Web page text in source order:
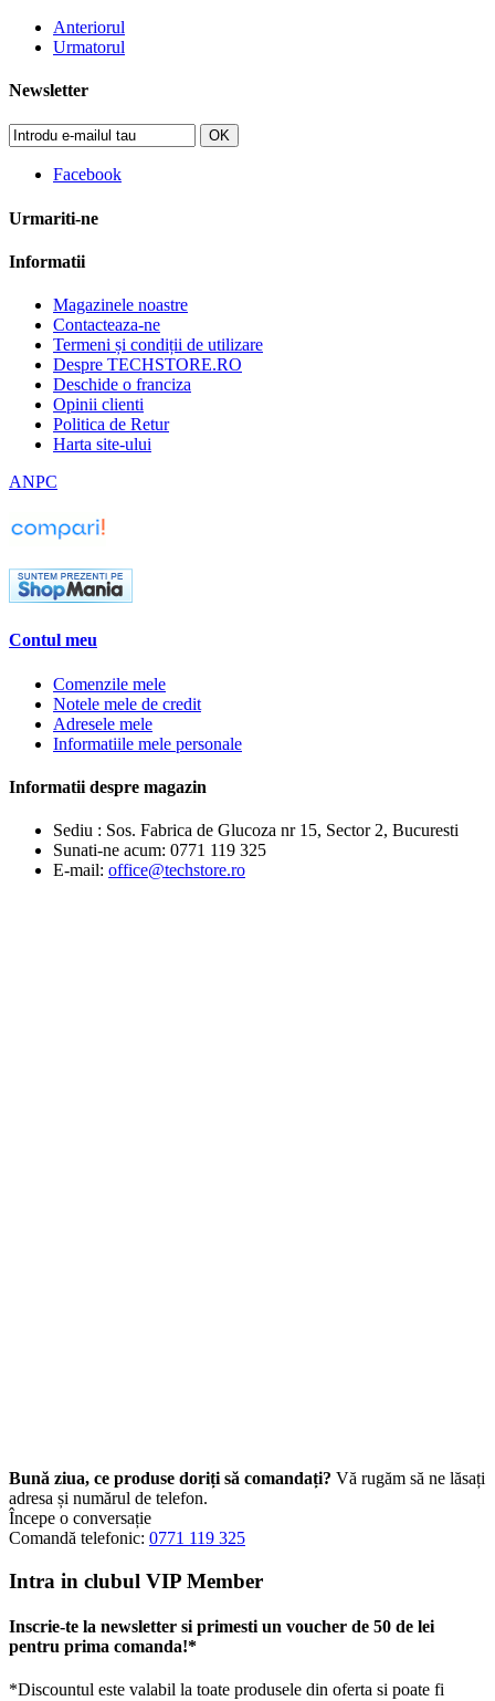
Anteriorul
Urmatorul
Newsletter
OK
Facebook
Urmariti-ne
Informatii
Magazinele noastre
Contacteaza-ne
Termeni și condiții de utilizare
Despre TECHSTORE.RO
Deschide o franciza
Opinii clienti
Politica de Retur
Harta site-ului
ANPC
Contul meu
Comenzile mele
Notele mele de credit
Adresele mele
Informatiile mele personale
Informatii despre magazin
Sediu : Sos. Fabrica de Glucoza nr 15, Sector 2, Bucuresti
Sunati-ne acum: 0771 119 325
E-mail: office@techstore.ro
Bună ziua, ce produse doriți să comandați? Vă rugăm să ne lăsați
adresa și numărul de telefon.
Începe o conversație
Comandă telefonic: 0771 119 325
Intra in clubul VIP Member
Inscrie-te la newsletter si primesti un voucher de 50 de lei
pentru prima comanda!*
*Discountul este valabil la toate produsele din oferta si poate fi